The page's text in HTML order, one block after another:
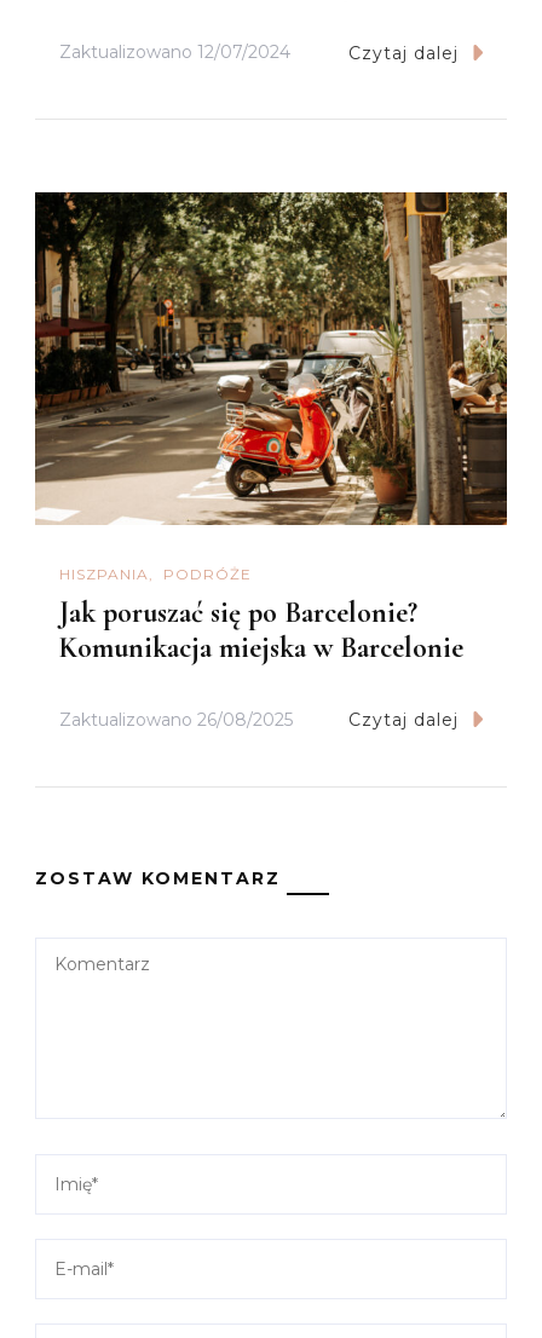
Zaktualizowano 12/07/2024 Czytaj dalej
HISZPANIA PODRÓŻE
Jak poruszać się po Barcelonie?
Komunikacja miejska w Barcelonie
Zaktualizowano 26/08/2025 Czytaj dalej
ZOSTAW KOMENTARZ